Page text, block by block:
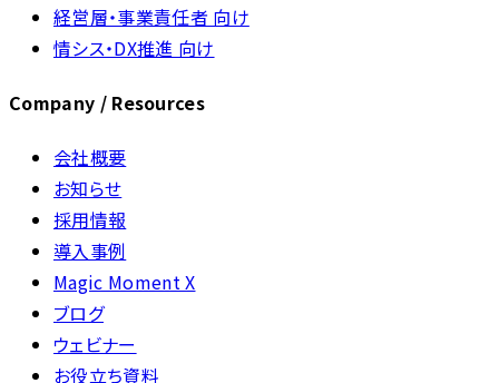
経営層・事業責任者 向け
情シス・DX推進 向け
Company / Resources
会社概要
お知らせ
採用情報
導入事例
Magic Moment X
ブログ
ウェビナー
お役立ち資料